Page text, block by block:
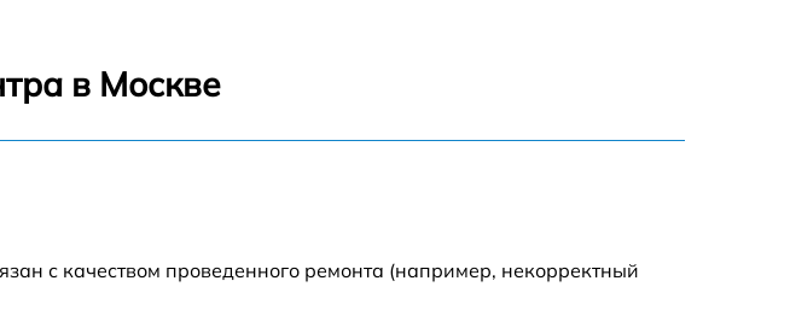
в Москве
с качеством проведенного ремонта (например, некорректный